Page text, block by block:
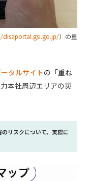
disaportal.gsi.go.jp/）の重
タルサイトの「重ね
本社周辺エリアの災
リスクについて、実際に